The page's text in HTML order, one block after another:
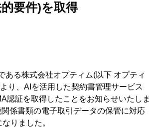
要件)を取得
る株式会社オプティム(以下 オプティ
り、AIを活用した契約書管理サービス
認証を取得したことをお知らせいたしま
係書類の電子取引データの保管に対応
りました。